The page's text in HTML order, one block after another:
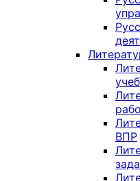
ВПР